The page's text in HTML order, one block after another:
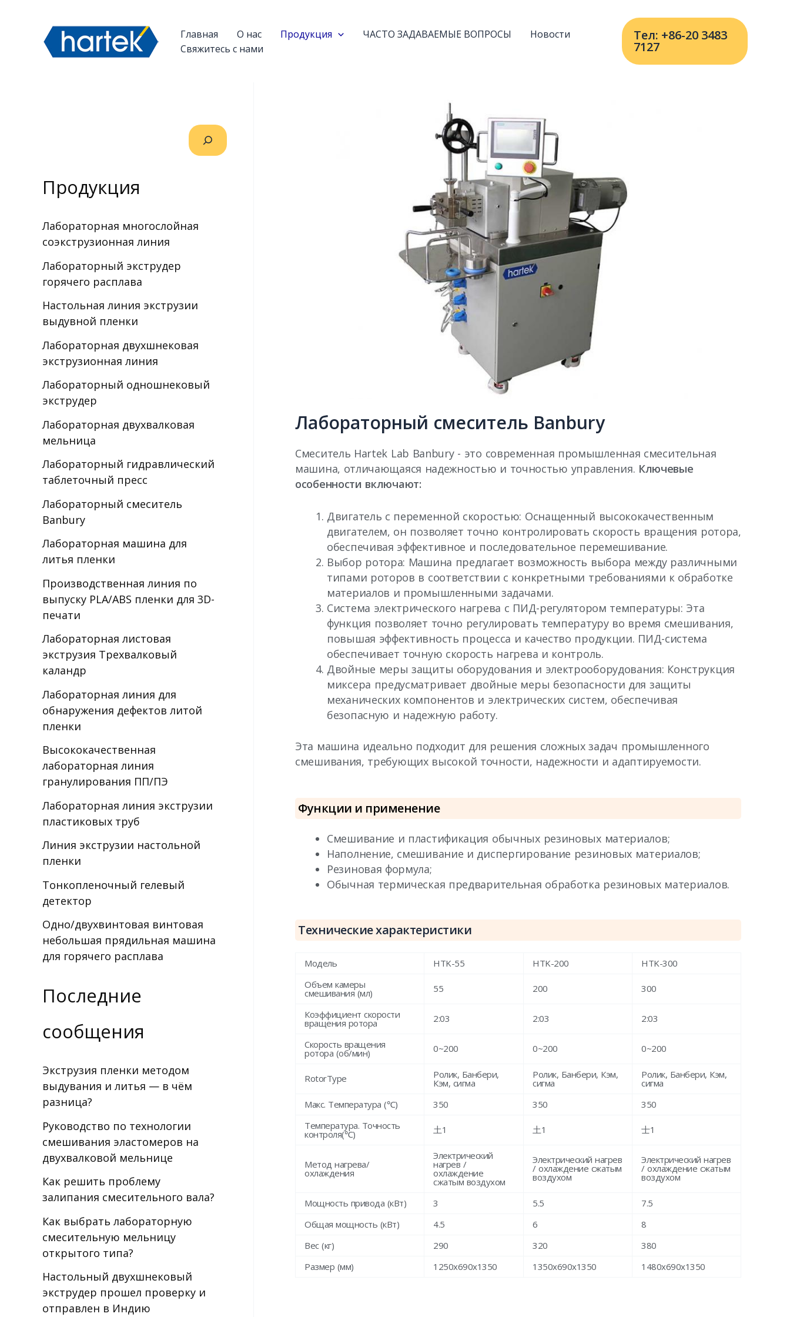
содержимому
Главная О нас Продукция ЧАСТО ЗАДАВАЕМЫЕ ВОПРОСЫ
Новости
Свяжитесь с нами
Тел: +86-20 3483
7127
Продукция
Лабораторная многослойная
соэкструзионная линия
Лабораторный экструдер
горячего расплава
Настольная линия экструзии
выдувной пленки
Лабораторная двухшнековая
экструзионная линия
Лабораторный одношнековый
экструдер
Лабораторная двухвалковая
мельница
Лабораторный гидравлический
таблеточный пресс
Лабораторный смеситель
Banbury
Лабораторная машина для
литья пленки
Производственная линия по
выпуску PLA/ABS пленки для 3D-
печати
Лабораторная листовая
экструзия Трехвалковый
каландр
Лабораторная линия для
обнаружения дефектов литой
пленки
Высококачественная
лабораторная линия
гранулирования ПП/ПЭ
Лабораторная линия экструзии
пластиковых труб
Линия экструзии настольной
пленки
Тонкопленочный гелевый
детектор
Одно/двухвинтовая винтовая
небольшая прядильная машина
для горячего расплава
Последние
сообщения
Экструзия пленки методом
выдувания и литья — в чём
разница?
Руководство по технологии
смешивания эластомеров на
двухвалковой мельнице
Как решить проблему
залипания смесительного вала?
Как выбрать лабораторную
смесительную мельницу
открытого типа?
Настольный двухшнековый
экструдер прошел проверку и
отправлен в Индию
Лабораторный смеситель Banbury
Смеситель Hartek Lab Banbury - это современная промышленная смесительная
машина, отличающаяся надежностью и точностью управления. Ключевые
особенности включают:
Двигатель с переменной скоростью: Оснащенный высококачественным
двигателем, он позволяет точно контролировать скорость вращения ротора,
обеспечивая эффективное и последовательное перемешивание.
Выбор ротора: Машина предлагает возможность выбора между различными
типами роторов в соответствии с конкретными требованиями к обработке
материалов и промышленными задачами.
Система электрического нагрева с ПИД-регулятором температуры: Эта
функция позволяет точно регулировать температуру во время смешивания,
повышая эффективность процесса и качество продукции. ПИД-система
обеспечивает точную скорость нагрева и контроль.
Двойные меры защиты оборудования и электрооборудования: Конструкция
миксера предусматривает двойные меры безопасности для защиты
механических компонентов и электрических систем, обеспечивая
безопасную и надежную работу.
Эта машина идеально подходит для решения сложных задач промышленного
смешивания, требующих высокой точности, надежности и адаптируемости.
Функции и применение
Смешивание и пластификация обычных резиновых материалов;
Наполнение, смешивание и диспергирование резиновых материалов;
Резиновая формула;
Обычная термическая предварительная обработка резиновых материалов.
Технические характеристики
Модель HTK-55 HTK-200
HTK-300
Объем камеры
смешивания (мл) 55 200 300
Коэффициент скорости
вращения ротора 2:03 2:03 2:03
Скорость вращения
ротора (об/мин) 0~200 0~200 0~200
RotorType Ролик, Банбери,
Кэм, сигма
Ролик, Банбери, Кэм,
сигма
Ролик, Банбери, Кэм,
сигма
Макс. Температура (℃)
350 350
350
Температура. Точность
контроля(℃) 土1 土1 士1
Метод нагрева/
охлаждения
Электрический
нагрев /
охлаждение
сжатым воздухом
Электрический нагрев
/ охлаждение сжатым
воздухом
Электрический нагрев
/ охлаждение сжатым
воздухом
Мощность привода (кВт) 3 5.5
7.5
Общая мощность (кВт)
4.5 6
8
Вес (кг)
290 320
380
Размер (мм)
1250x690x1350 1350x690x1350 1480x690x1350